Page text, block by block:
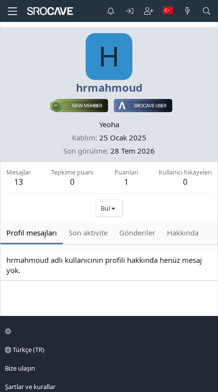
H
hrmahmoud
Yeoha
Katılım 25 Ocak 2025
Son görülme 28 Tem 2026
Mesajlar
13
Tepkime puanı
0
Puanları
1
Kullanıcı hikayeleri
0
Bul
Profil mesajları Son aktivite Gönderiler Hakkında
hrmahmoud adlı kullanıcının profili hakkında henüz mesaj
yok.
Türkçe (TR)
Bize ulaşın
Şartlar ve kurallar